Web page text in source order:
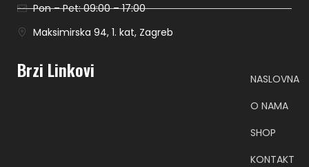
Pon – Pet: 09:00 – 17:00
Maksimirska 94, 1. kat, Zagreb
Brzi Linkovi
NASLOVNA
O NAMA
SHOP
KONTAKT